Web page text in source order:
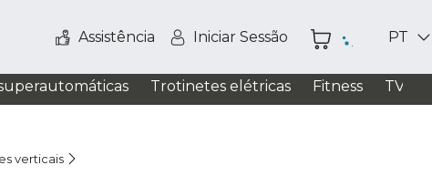
Assistência Iniciar Sessão PT
Trotinetes elétricas Fitness TV /
verticais